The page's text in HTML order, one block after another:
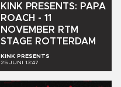
KINK PRESENTS: PAPA
ROACH - 11
NOVEMBER RTM
STAGE ROTTERDAM
KINK PRESENTS
25 JUNI 13:47